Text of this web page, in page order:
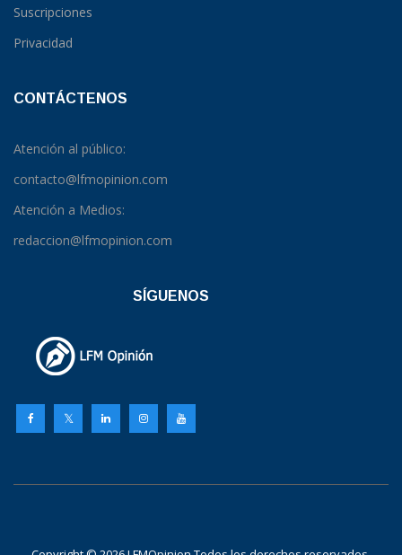
Suscripciones
Privacidad
CONTÁCTENOS
Atención al público:
contacto@lfmopinion.com
Atención a Medios:
redaccion@lfmopinion.com
SÍGUENOS